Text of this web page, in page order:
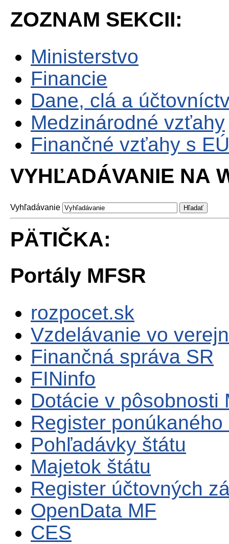
ZOZNAM SEKCII:
Ministerstvo
Financie
Dane, clá a
Medzinárodné vzťahy
Finančné vzťahy s EÚ
VYHĽADÁVANIE NA
Vyhľadávanie
PÄTIČKA:
Portály MFSR
rozpocet.sk
Vzdelávanie vo
Finančná správa SR
FINinfo
Dotácie v pôsobnosti
Register
Pohľadávky štátu
Majetok štátu
Register účtovných
OpenData MF
CES